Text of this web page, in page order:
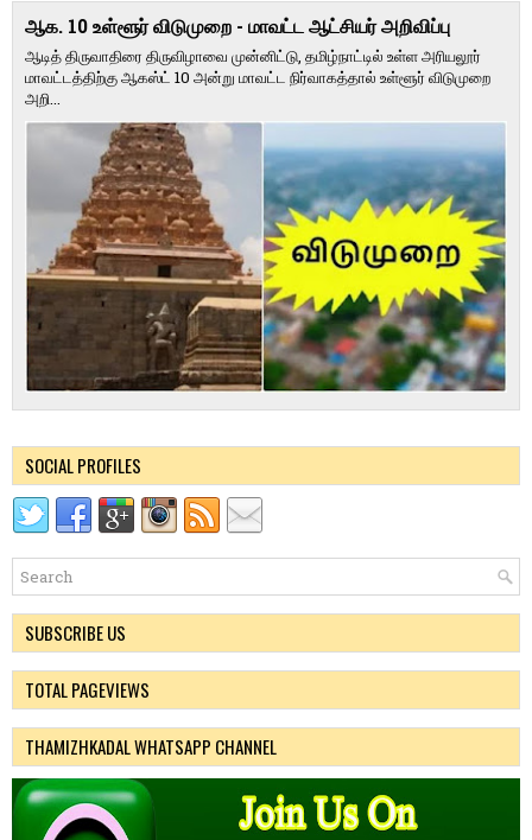
ஆக. 10 உள்ளூர் விடுமுறை - மாவட்ட ஆட்சியர் அறிவிப்பு
ஆடித் திருவாதிரை திருவிழாவை முன்னிட்டு, தமிழ்நாட்டில் உள்ள அரியலூர்
மாவட்டத்திற்கு ஆகஸ்ட் 10 அன்று மாவட்ட நிர்வாகத்தால் உள்ளூர் விடுமுறை
அறி...
SOCIAL PROFILES
SUBSCRIBE US
TOTAL PAGEVIEWS
THAMIZHKADAL WHATSAPP CHANNEL